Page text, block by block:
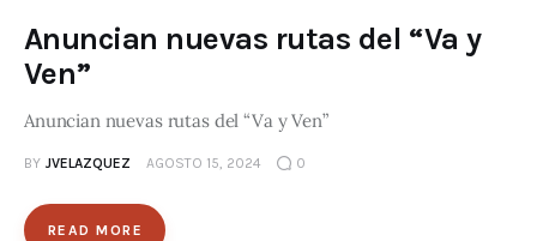
Anuncian nuevas rutas del “Va y
Ven”
Anuncian nuevas rutas del “Va y Ven”
BY JVELAZQUEZ AGOSTO 15, 2024 0
READ MORE